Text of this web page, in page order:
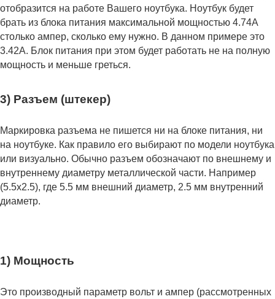
отобразится на работе Вашего ноутбука. Ноутбук будет
брать из блока питания максимальной мощностью 4.74А
столько ампер, сколько ему нужно. В данном примере это
3.42А. Блок питания при этом будет работать не на полную
мощность и меньше греться.
3) Разъем (штекер)
Маркировка разъема не пишется ни на блоке питания, ни
на ноутбуке. Как правило его выбирают по модели ноутбука
или визуально. Обычно разъем обозначают по внешнему и
внутреннему диаметру металлической части. Например
(5.5x2.5), где 5.5 мм внешний диаметр, 2.5 мм внутренний
диаметр.
1) Мощность
Это производный параметр вольт и ампер (рассмотренных